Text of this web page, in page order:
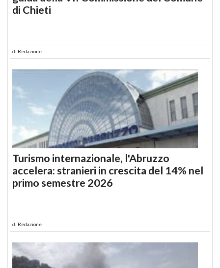
di Chieti
di Redazione
Turismo internazionale, l'Abruzzo
accelera: stranieri in crescita del 14% nel
primo semestre 2026
di Redazione